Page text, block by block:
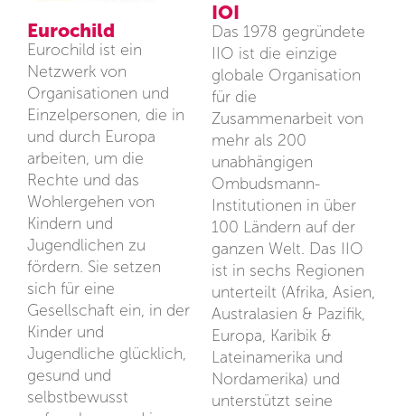
Eurochild
Eurochild ist ein
Netzwerk von
Organisationen und
Einzelpersonen, die in
und durch Europa
arbeiten, um die
Rechte und das
Wohlergehen von
Kindern und
Jugendlichen zu
fördern. Sie setzen
sich für eine
Gesellschaft ein, in der
Kinder und
Jugendliche glücklich,
gesund und
selbstbewusst
IOI
Das 1978 gegründete
IIO ist die einzige
globale Organisation
für die
Zusammenarbeit von
mehr als 200
unabhängigen
Ombudsmann-
Institutionen in über
100 Ländern auf der
ganzen Welt. Das IIO
ist in sechs Regionen
unterteilt (Afrika, Asien,
Australasien & Pazifik,
Europa, Karibik &
Lateinamerika und
Nordamerika) und
unterstützt seine